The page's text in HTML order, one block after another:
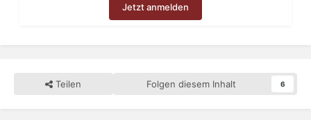
Jetzt anmelden
Teilen Folgen diesem Inhalt 6